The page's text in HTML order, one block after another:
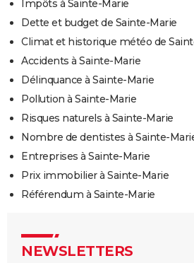
Impôts à Sainte-Marie
Dette et budget de Sainte-Marie
Climat et historique météo de
Accidents à Sainte-Marie
Délinquance à Sainte-Marie
Pollution à Sainte-Marie
Risques naturels à Sainte-Marie
Nombre de dentistes à Sainte-
Entreprises à Sainte-Marie
Prix immobilier à Sainte-Marie
Référendum à Sainte-Marie
NEWSLETTERS